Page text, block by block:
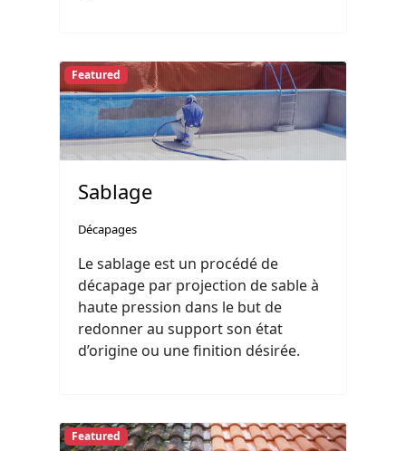
Featured
Sablage
Décapages
Le sablage est un procédé de
décapage par projection de sable à
haute pression dans le but de
redonner au support son état
d’origine ou une finition désirée.
Featured